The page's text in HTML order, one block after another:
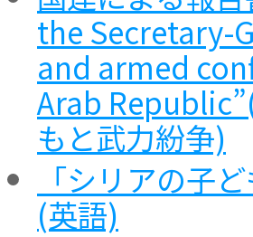
the Secretary-
and armed
Arab
もと武力紛争)
「シリアの子
(英語)